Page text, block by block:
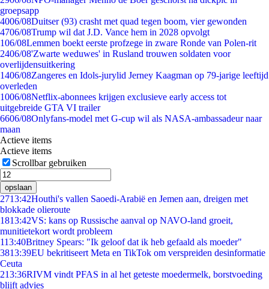
groepsapp
4006/08Duitser (93) crasht met quad tegen boom, vier gewonden
4706/08Trump wil dat J.D. Vance hem in 2028 opvolgt
106/08Lemmen boekt eerste profzege in zware Ronde van Polen-rit
2406/08'Zwarte weduwes' in Rusland trouwen soldaten voor
overlijdensuitkering
1406/08Zangeres en Idols-jurylid Jerney Kaagman op 79-jarige leeftijd
overleden
1006/08Netflix-abonnees krijgen exclusieve early access tot
uitgebreide GTA VI trailer
6606/08Onlyfans-model met G-cup wil als NASA-ambassadeur naar
maan
Actieve items
Actieve items
Scrollbar gebruiken
opslaan
2713:42Houthi's vallen Saoedi-Arabië en Jemen aan, dreigen met
blokkade olieroute
1813:42VS: kans op Russische aanval op NAVO-land groeit,
munitietekort wordt probleem
113:40Britney Spears: "Ik geloof dat ik heb gefaald als moeder"
3813:39EU bekritiseert Meta en TikTok om verspreiden desinformatie
Ceuta
213:36RIVM vindt PFAS in al het geteste moedermelk, borstvoeding
blijft advies